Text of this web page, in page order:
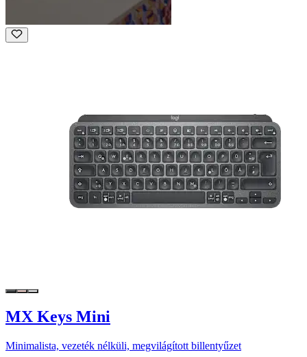
MX Keys Mini
Minimalista, vezeték nélküli, megvilágított billentyűzet